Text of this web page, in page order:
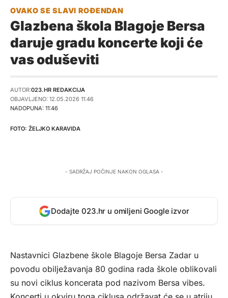
Glazbena škola Blagoje Bersa
daruje gradu koncerte koji će
vas oduševiti
NADOPUNA: 11:46
AUTOR:023.HR REDAKCIJA
OBJAVLJENO: 12.05.2026 11:46
ŽELJKO KARAVIDA
- SADRŽAJ POČINJE NAKON OGLASA -
Dodajte 023.hr u omiljeni Google izvor
Nastavnici Glazbene škole Blagoje Bersa Zadar u
povodu obilježavanja 80 godina rada škole oblikovali
su novi ciklus koncerata pod nazivom Bersa vibes.